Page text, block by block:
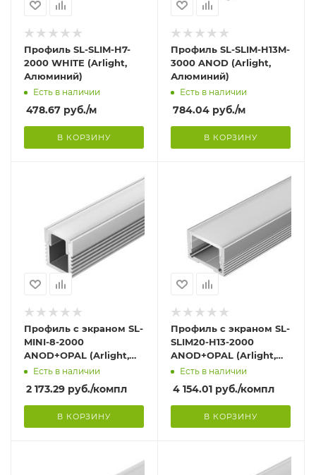
Профиль SL-SLIM-H7-
2000 WHITE (Arlight,
Алюминий)
Есть в наличии
478.67 руб./м
В КОРЗИНУ
Профиль SL-SLIM-H13M-
3000 ANOD (Arlight,
Алюминий)
Есть в наличии
784.04 руб./м
В КОРЗИНУ
Профиль с экраном SL-
MINI-8-2000
ANOD+OPAL (Arlight,
Алюминий)
Есть в наличии
2 173.29 руб./компл
В КОРЗИНУ
Профиль с экраном SL-
SLIM20-H13-2000
ANOD+OPAL (Arlight,
Алюминий)
Есть в наличии
4 154.01 руб./компл
В КОРЗИНУ